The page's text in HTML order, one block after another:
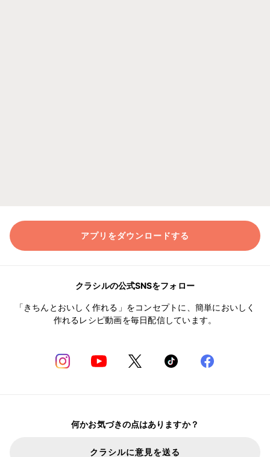
アプリをダウンロードする
クラシルの公式SNSをフォロー
「きちんとおいしく作れる」をコンセプトに、簡単においしく
作れるレシピ動画を毎日配信しています。
何かお気づきの点はありますか？
クラシルに意見を送る